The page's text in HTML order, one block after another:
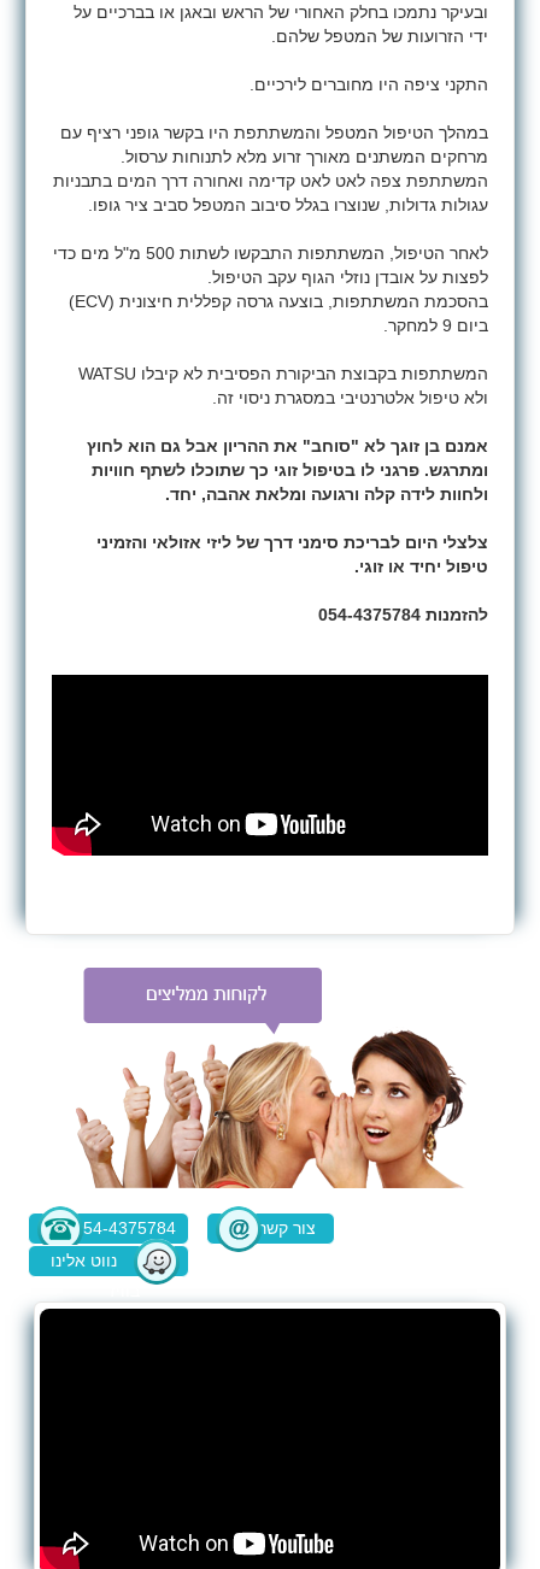
ובעיקר נתמכו בחלק האחורי של הראש ובאגן או בברכיים על
ידי הזרועות של המטפל שלהם.
התקני ציפה היו מחוברים לירכיים.
במהלך הטיפול המטפל והמשתתפת היו בקשר גופני רציף עם
מרחקים המשתנים מאורך זרוע מלא לתנוחות ערסול.
המשתתפת צפה לאט לאט קדימה ואחורה דרך המים בתבניות
עגולות גדולות, שנוצרו בגלל סיבוב המטפל סביב ציר גופו.
לאחר הטיפול, המשתתפות התבקשו לשתות 500 מ"ל מים כדי
לפצות על אובדן נוזלי הגוף עקב הטיפול.
בהסכמת המשתתפות, בוצעה גרסה קפללית חיצונית (ECV
)
ביום 9 למחקר.
המשתתפות בקבוצת הביקורת הפסיבית לא קיבלו WATSU
ולא טיפול אלטרנטיבי במסגרת ניסוי זה.
אמנם בן זוגך לא "סוחב" את ההריון אבל גם הוא לחוץ
ומתרגש. פרגני לו בטיפול זוגי כך שתוכלו לשתף חוויות
ולחוות לידה קלה ורגועה ומלאת אהבה, יחד.
צלצלי היום לבריכת סימני דרך של ליזי אזולאי והזמיני
טיפול יחיד או זוגי.
להזמנות 054-4375784
054-4375784
צור קשר
נווט אלינו